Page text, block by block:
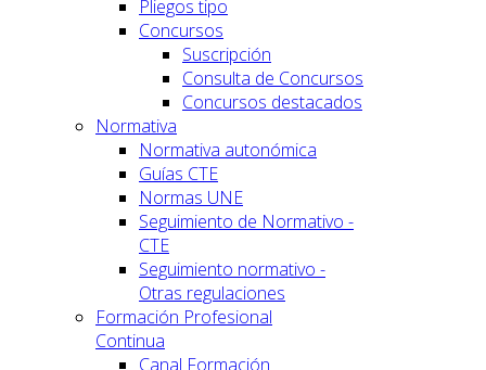
Pliegos tipo
Concursos
Suscripción
Consulta de Concursos
Concursos destacados
Normativa
Normativa autonómica
Guías CTE
Normas UNE
Seguimiento de Normativo -
CTE
Seguimiento normativo -
Otras regulaciones
Formación Profesional
Continua
Canal Formación